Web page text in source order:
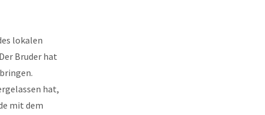
lokalen
Bruder hat
hat,
mit dem